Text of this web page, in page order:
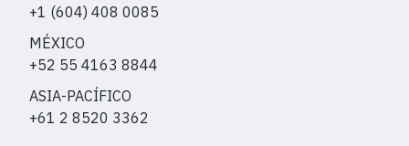
+1 (604) 408 0085
MÉXICO
+52 55 4163 8844
ASIA-PACÍFICO
+61 2 8520 3362